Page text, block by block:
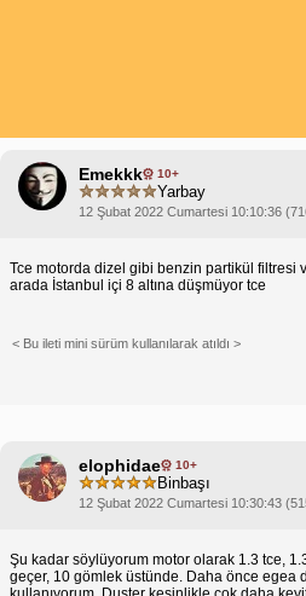
Emekkk 10+
Yarbay
12 Şubat 2022 Cumartesi 10:10:36
Tce motorda dizel gibi benzin partikül filtresi
arada İstanbul içi 8 altına düşmüyor tce
< Bu ileti mini sürüm kullanılarak atıldı >
elophidae 10+
Binbaşı
12 Şubat 2022 Cumartesi 10:30:43
Şu kadar söylüyorum motor olarak 1.3 tce,
geçer, 10 gömlek üstünde. Daha önce egea